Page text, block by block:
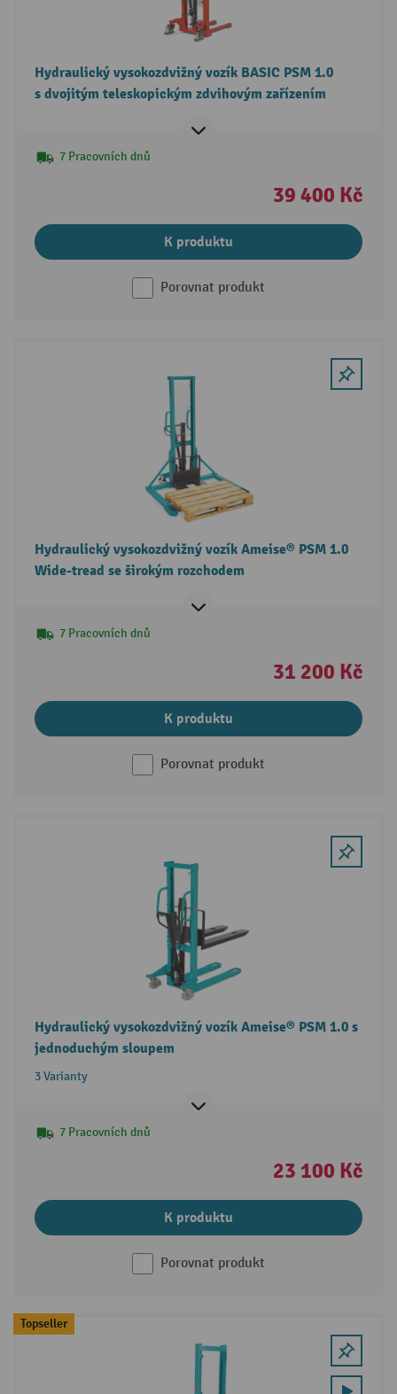
Hydraulický vysokozdvižný vozík BASIC PSM 1.0
s dvojitým teleskopickým zdvihovým zařízením
7 Pracovních dnů
39 400 Kč
K produktu
Porovnat produkt
Hydraulický vysokozdvižný vozík Ameise® PSM 1.0
Wide-tread se širokým rozchodem
7 Pracovních dnů
31 200 Kč
K produktu
Porovnat produkt
Hydraulický vysokozdvižný vozík Ameise® PSM 1.0 s
jednoduchým sloupem
3 Varianty
7 Pracovních dnů
23 100 Kč
K produktu
Porovnat produkt
Topseller